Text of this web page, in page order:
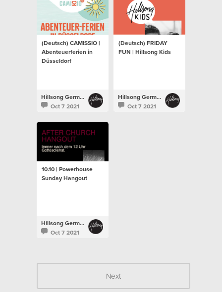
(Deutsch) CAMISSIO |
Abenteuerferien in
Düsseldorf
Hillsong Germany
Oct 7 2021
(Deutsch) FRIDAY
FUN | Hillsong Kids
Hillsong Germany
Oct 7 2021
10.10 | Powerhouse
Sunday Hangout
Hillsong Germany
Oct 7 2021
Next